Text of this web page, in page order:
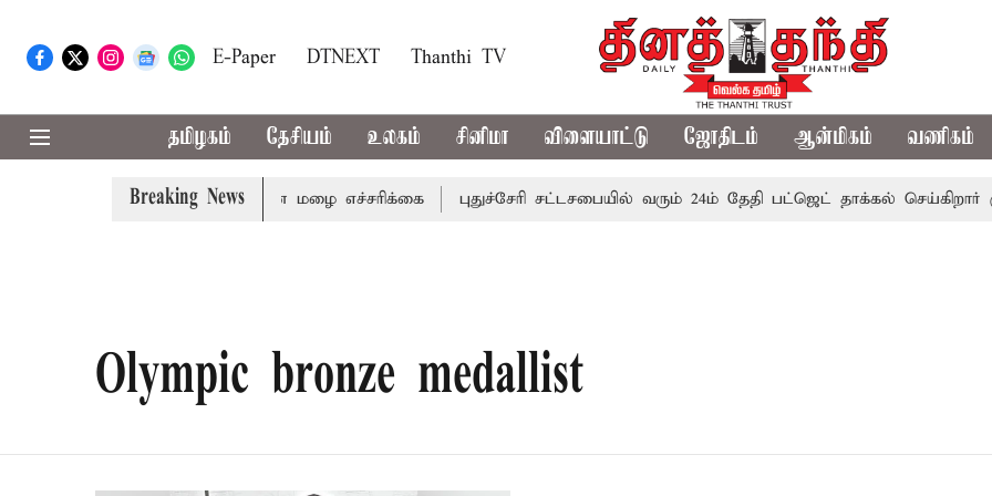
E-Paper DTNEXT Thanthi TV
தமிழகம் தேசியம் உலகம் சினிமா விளையாட்டு ஜோதிடம் ஆன்மிகம் வணிகம்
Breaking News
ஆகிய மாவட்டங்களுக்கு கன மழை எச்சரிக்கை புதுச்சேரி சட்டசபையில் வரும் 24ம் தேதி பட்ஜெட் தாக்கல் செய்கிறார்
Olympic bronze medallist